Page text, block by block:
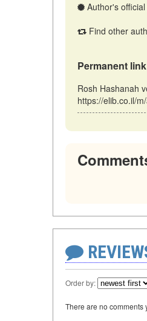
Author's
Find other
Permanent
Rosh Hashanah
https://elib.co.il/
Order by:
There are no comments